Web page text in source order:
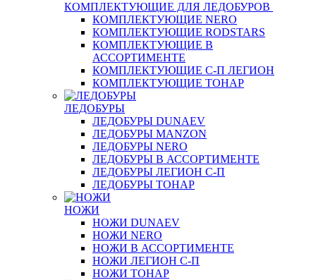
КОМПЛЕКТУЮЩИЕ ДЛЯ ЛЕДОБУРОВ
КОМПЛЕКТУЮЩИЕ NERO
КОМПЛЕКТУЮЩИЕ RODSTARS
КОМПЛЕКТУЮЩИЕ В
АССОРТИМЕНТЕ
КОМПЛЕКТУЮЩИЕ С-П ЛЕГИОН
КОМПЛЕКТУЮЩИЕ ТОНАР
ЛЕДОБУРЫ
ЛЕДОБУРЫ DUNAEV
ЛЕДОБУРЫ MANZON
ЛЕДОБУРЫ NERO
ЛЕДОБУРЫ В АССОРТИМЕНТЕ
ЛЕДОБУРЫ ЛЕГИОН С-П
ЛЕДОБУРЫ ТОНАР
НОЖИ
НОЖИ DUNAEV
НОЖИ NERO
НОЖИ В АССОРТИМЕНТЕ
НОЖИ ЛЕГИОН С-П
НОЖИ ТОНАР